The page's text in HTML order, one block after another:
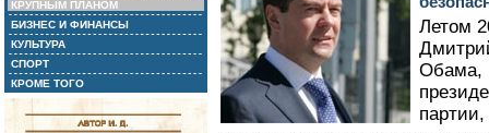
КРУПНЫМ ПЛАНОМ
БИЗНЕС И ФИНАНСЫ
КУЛЬТУРА
СПОРТ
КРОМЕ ТОГО
Летом
Обама,